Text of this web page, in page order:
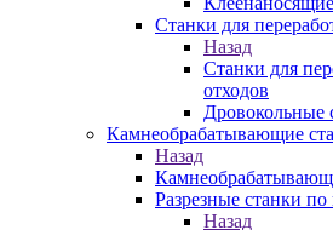
Станки для
Назад
Станки для
отходов
Дровокольные
Камнеобрабатывающие
Назад
Разрезные станки
Назад